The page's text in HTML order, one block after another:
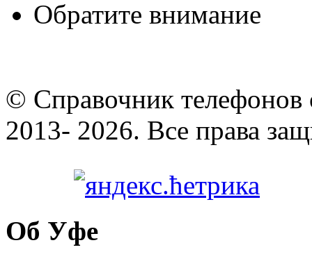
Обратите внимание
© Cправочник телефонов
2013- 2026. Все права
Об Уфе